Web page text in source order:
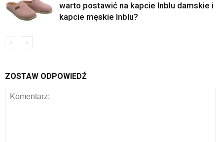
warto postawić na kapcie Inblu damskie i
kapcie męskie Inblu?
ZOSTAW ODPOWIEDŹ